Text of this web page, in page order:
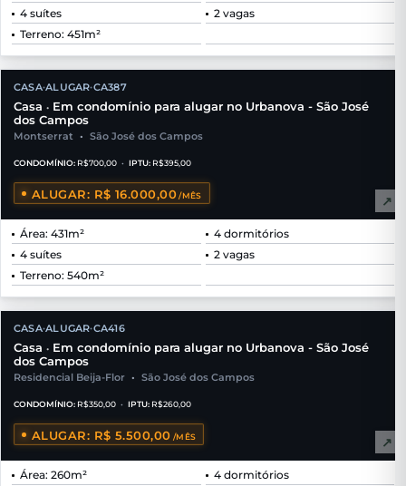
4 suítes
2 vagas
Terreno: 451m²
CASA•ALUGAR•CA387
Casa • Em condomínio para alugar no Urbanova - São José
dos Campos
Montserrat • São José dos Campos
CONDOMÍNIO: R$700,00 • IPTU: R$395,00
ALUGAR: R$ 16.000,00 /MÊS ↗
Área: 431m²
4 dormitórios
4 suítes
2 vagas
Terreno: 540m²
CASA•ALUGAR•CA416
Casa • Em condomínio para alugar no Urbanova - São José
dos Campos
Residencial Beija-Flor • São José dos Campos
CONDOMÍNIO: R$350,00 • IPTU: R$260,00
ALUGAR: R$ 5.500,00 /MÊS ↗
Área: 260m²
4 dormitórios